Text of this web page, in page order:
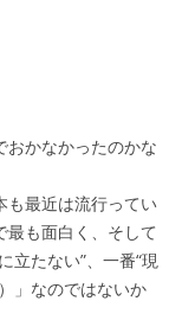
おかなかったのかな
も最近は流行ってい
最も面白く、そして
立たない”、一番“現
」なのではないか